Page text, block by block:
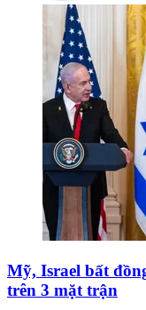
Mỹ, Israel bất
trên 3 mặt trận